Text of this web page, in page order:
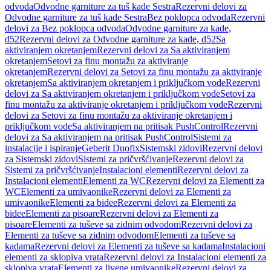
odvodaOdvodne garniture za tuš kade SestraRezervni delovi za
Odvodne garniture za tuš kade SestraBez poklopca odvodaRezervni
delovi za Bez poklopca odvodaOdvodne garniture za kade,
d52Rezervni delovi za Odvodne garniture za kade, d52Sa
aktiviranjem okretanjemRezervni delovi za Sa aktiviranjem
okretanjemSetovi za finu montažu za aktiviranje
okretanjemRezervni delovi za Setovi za finu montažu za aktiviranje
okretanjemSa aktiviranjem okretanjem i priključkom vodeRezervni
delovi za Sa aktiviranjem okretanjem i priključkom vodeSetovi za
finu montažu za aktiviranje okretanjem i priključkom vodeRezervni
delovi za Setovi za finu montažu za aktiviranje okretanjem i
priključkom vodeSa aktiviranjem na pritisak PushControlRezervni
delovi za Sa aktiviranjem na pritisak PushControlSistemi za
instalacije i ispiranjeGeberit DuofixSistemski zidoviRezervni delovi
za Sistemski zidoviSistemi za pričvršćivanjeRezervni delovi za
Sistemi za pričvršćivanjeInstalacioni elementiRezervni delovi za
Instalacioni elementiElementi za WCRezervni delovi za Elementi za
WCElementi za umivaonikeRezervni delovi za Elementi za
umivaonikeElementi za bideeRezervni delovi za Elementi za
bideeElementi za pisoareRezervni delovi za Elementi za
pisoareElementi za tuševe sa zidnim odvodomRezervni delovi za
Elementi za tuševe sa zidnim odvodomElementi za tuševe sa
kadamaRezervni delovi za Elementi za tuševe sa kadamaInstalacioni
elementi za sklopiva vrataRezervni delovi za Instalacioni elementi za
sklopiva vrataElementi za livene umivaonikeRezervni delovi za